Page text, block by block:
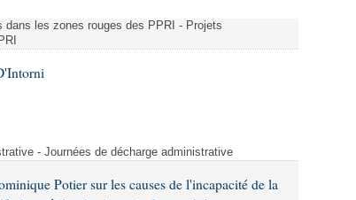
les zones rouges des PPRI - Projets
- Journées de décharge administrative
Potier sur les causes de l'incapacité de la